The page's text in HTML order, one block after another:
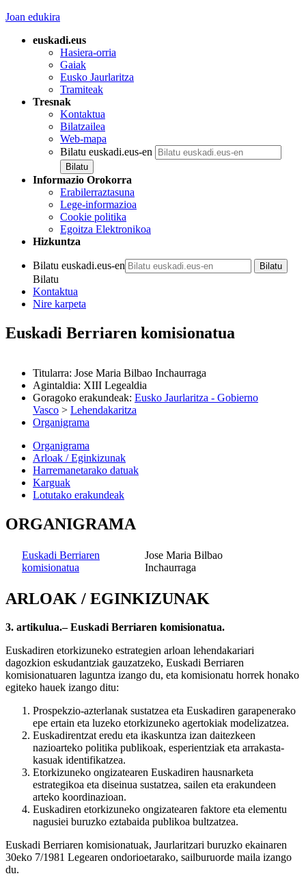
Joan edukira
euskadi.eus
Hasiera-orria
Gaiak
Eusko Jaurlaritza
Tramiteak
Tresnak
Kontaktua
Bilatzailea
Web-mapa
Bilatu euskadi.eus-en
Informazio Orokorra
Erabilerraztasuna
Lege-informazioa
Cookie politika
Egoitza Elektronikoa
Hizkuntza
Bilatu euskadi.eus-en
Bilatu
Kontaktua
Nire karpeta
Euskadi Berriaren komisionatua
Titularra: Jose Maria Bilbao Inchaurraga
Agintaldia: XIII Legealdia
Goragoko erakundeak: Eusko Jaurlaritza - Gobierno
Vasco > Lehendakaritza
Organigrama
Organigrama
Arloak / Eginkizunak
Harremanetarako datuak
Karguak
Lotutako erakundeak
ORGANIGRAMA
Euskadi Berriaren
komisionatua
Jose Maria Bilbao
Inchaurraga
ARLOAK / EGINKIZUNAK
3. artikulua.– Euskadi Berriaren komisionatua.
Euskadiren etorkizuneko estrategien arloan lehendakariari
dagozkion eskudantziak gauzatzeko, Euskadi Berriaren
komisionatuaren laguntza izango du, eta komisionatu horrek honako
egiteko hauek izango ditu:
Prospekzio-azterlanak sustatzea eta Euskadiren garapenerako
epe ertain eta luzeko etorkizuneko agertokiak modelizatzea.
Euskadirentzat eredu eta ikaskuntza izan daitezkeen
nazioarteko politika publikoak, esperientziak eta arrakasta-
kasuak identifikatzea.
Etorkizuneko ongizatearen Euskadiren hausnarketa
estrategikoa eta diseinua sustatzea, sailen eta erakundeen
arteko koordinazioan.
Euskadiren etorkizuneko ongizatearen faktore eta elementu
nagusiei buruzko eztabaida publikoa bultzatzea.
Euskadi Berriaren komisionatuak, Jaurlaritzari buruzko ekainaren
30eko 7/1981 Legearen ondorioetarako, sailburuorde maila izango
du.